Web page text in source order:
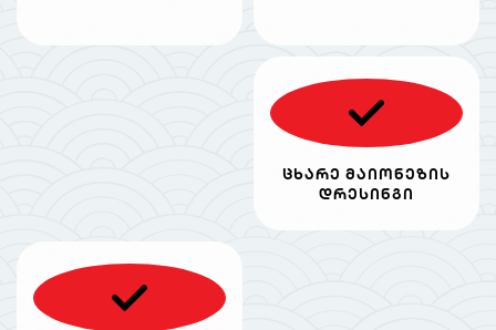
ცხარე მაიონეზის
დრესინგი